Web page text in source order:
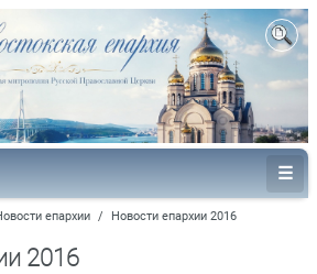
епархии / Новости епархии 2016
2016